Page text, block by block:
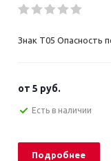
Знак T05 Опасность
от 5 руб.
Есть в наличии
Подробнее